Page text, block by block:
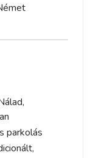
parkolás